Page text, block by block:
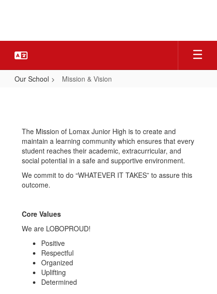
Our School Mission & Vision
Vision
The Mission of Lomax Junior High is to create and
maintain a learning community which ensures that every
student reaches their academic, extracurricular, and
social potential in a safe and supportive environment.
We commit to do “WHATEVER IT TAKES” to assure this
outcome.
Core Values
We are LOBOPROUD!
Positive
Respectful
Organized
Uplifting
Determined